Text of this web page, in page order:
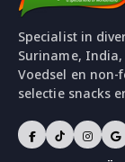
Specialist in
Suriname,
Voedsel en non-
selectie snacks